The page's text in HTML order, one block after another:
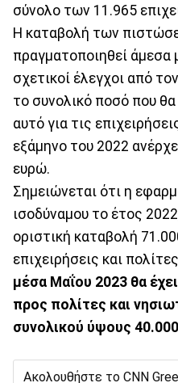
σύνολο των 11.965
Η καταβολή των
πραγματοποιηθεί άμεσα
σχετικοί έλεγχοι από
το συνολικό ποσό που θα
αυτό για τις
εξάμηνο του 2022
ευρώ.
Σημειώνεται ότι η
ισοδύναμου το έτος
οριστική καταβολή
επιχειρήσεις και
μέσα Μαΐου 2023 θα
προς πολίτες και
συνολικού ύψους
Ακολουθήστε το CNN